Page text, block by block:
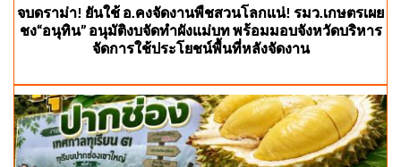
จบดราม่า! ยันใช้ อ.คงจัดงานพืชสวนโลกแน่! รมว.เกษตรเผย
ชง“อนุทิน” อนุมัติงบจัดทำผังแม่บท พร้อมมอบจังหวัดบริหาร
จัดการใช้ประโยชน์พื้นที่หลังจัดงาน